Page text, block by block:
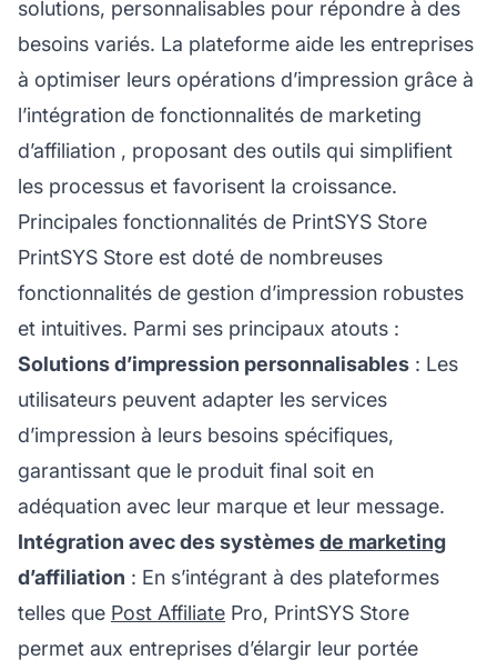
solutions, personnalisables pour répondre à des
besoins variés. La plateforme aide les entreprises
à optimiser leurs opérations d’impression grâce à
l’intégration de fonctionnalités de marketing
d’affiliation , proposant des outils qui simplifient
les processus et favorisent la croissance.
Principales fonctionnalités de PrintSYS Store
PrintSYS Store est doté de nombreuses
fonctionnalités de gestion d’impression robustes
et intuitives. Parmi ses principaux atouts :
Solutions d’impression personnalisables : Les
utilisateurs peuvent adapter les services
d’impression à leurs besoins spécifiques,
garantissant que le produit final soit en
adéquation avec leur marque et leur message.
Intégration avec des systèmesde marketing
d’affiliation : En s’intégrant à des plateformes
telles que Post Affiliate Pro, PrintSYS Store
permet aux entreprises d’élargir leur portée